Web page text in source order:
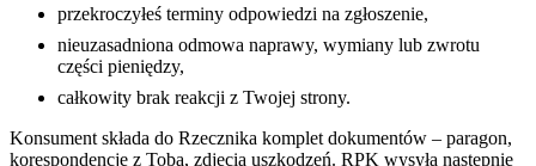
przekroczyłeś terminy odpowiedzi na zgłoszenie,
nieuzasadniona odmowa naprawy, wymiany lub zwrotu
części pieniędzy,
całkowity brak reakcji z Twojej strony.
Konsument składa do Rzecznika komplet dokumentów – paragon,
korespondencję z Tobą, zdjęcia uszkodzeń. RPK wysyła następnie